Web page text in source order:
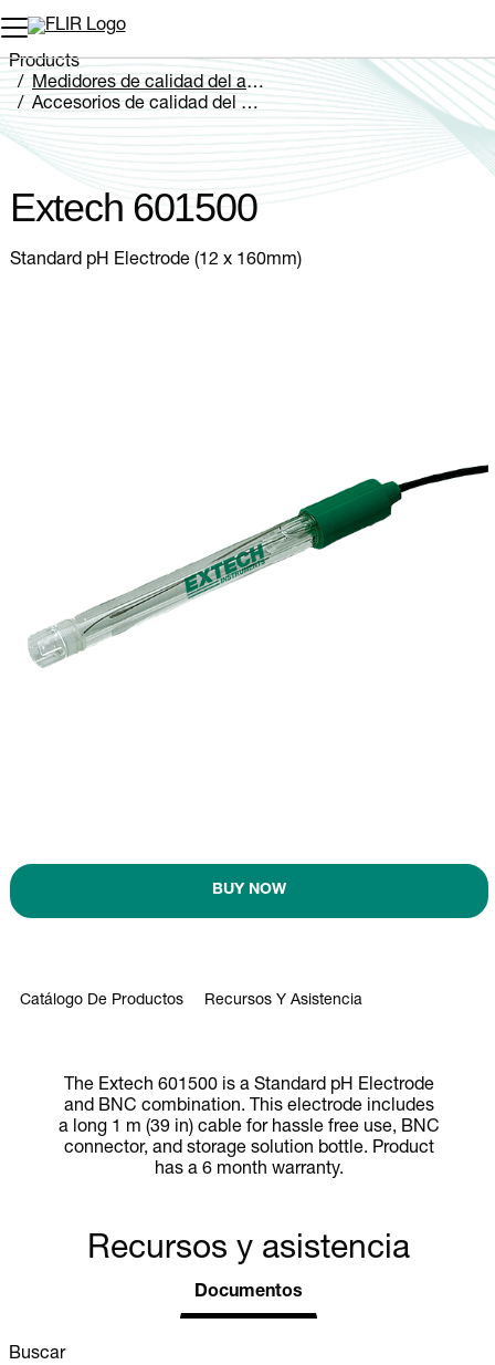
Products
Medidores de calidad del agua
Accesorios de calidad del agua
Extech 601500
Extech 601500
Standard pH Electrode (12 x 160mm)
BUY NOW
Catálogo De Productos Recursos Y Asistencia
The Extech 601500 is a Standard pH Electrode
and BNC combination. This electrode includes
a long 1 m (39 in) cable for hassle free use, BNC
connector, and storage solution bottle. Product
has a 6 month warranty.
Recursos y asistencia
Documentos
Buscar